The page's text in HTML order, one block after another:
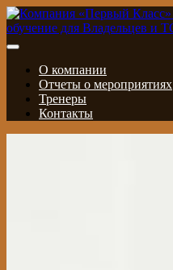
О компании
Отчеты о мероприятиях
Тренеры
Контакты